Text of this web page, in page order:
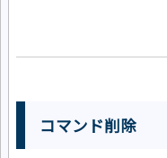
コマンド削除